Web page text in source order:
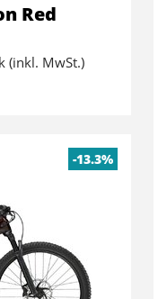
Red
(inkl. MwSt.)
-13.3%